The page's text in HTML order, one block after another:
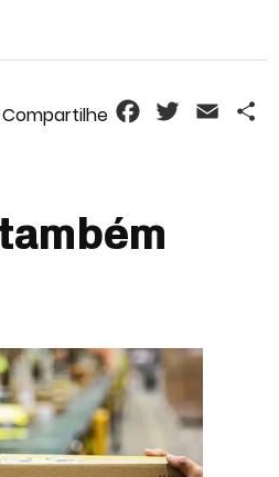
FacebookTwitterEmail